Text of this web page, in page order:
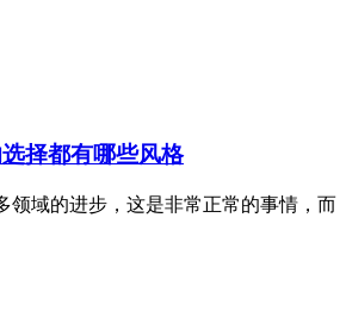
择都有哪些风格
领域的进步，这是非常正常的事情，而